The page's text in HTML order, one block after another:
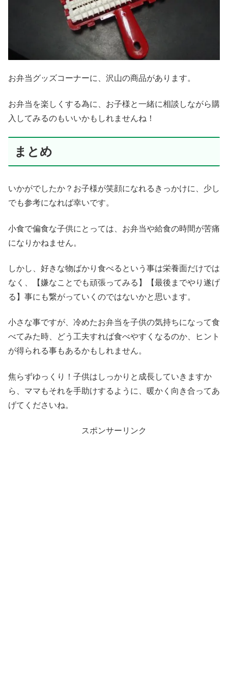
お弁当グッズコーナーに、沢山の商品があります。
お弁当を楽しくする為に、お子様と一緒に相談しながら購
入してみるのもいいかもしれませんね！
まとめ
いかがでしたか？お子様が笑顔になれるきっかけに、少し
でも参考になれば幸いです。
小食で偏食な子供にとっては、お弁当や給食の時間が苦痛
になりかねません。
しかし、好きな物ばかり食べるという事は栄養面だけでは
なく、【嫌なことでも頑張ってみる】【最後までやり遂げ
る】事にも繋がっていくのではないかと思います。
小さな事ですが、冷めたお弁当を子供の気持ちになって食
べてみた時、どう工夫すれば食べやすくなるのか、ヒント
が得られる事もあるかもしれません。
焦らずゆっくり！子供はしっかりと成長していきますか
ら、ママもそれを手助けするように、暖かく向き合ってあ
げてくださいね。
スポンサーリンク